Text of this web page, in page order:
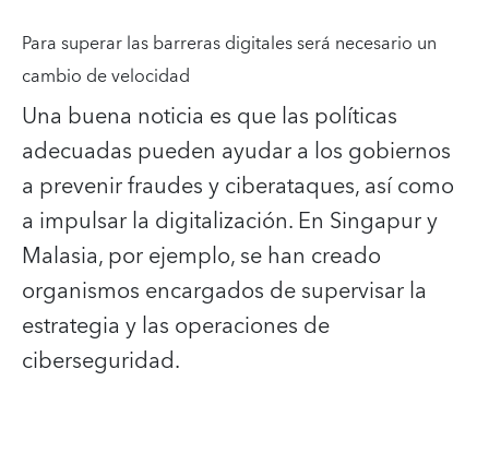
Para superar las barreras digitales será necesario un
cambio de velocidad
Una buena noticia es que las políticas
adecuadas pueden ayudar a los gobiernos
a prevenir fraudes y ciberataques, así como
a impulsar la digitalización. En Singapur y
Malasia, por ejemplo, se han creado
organismos encargados de supervisar la
estrategia y las operaciones de
ciberseguridad.